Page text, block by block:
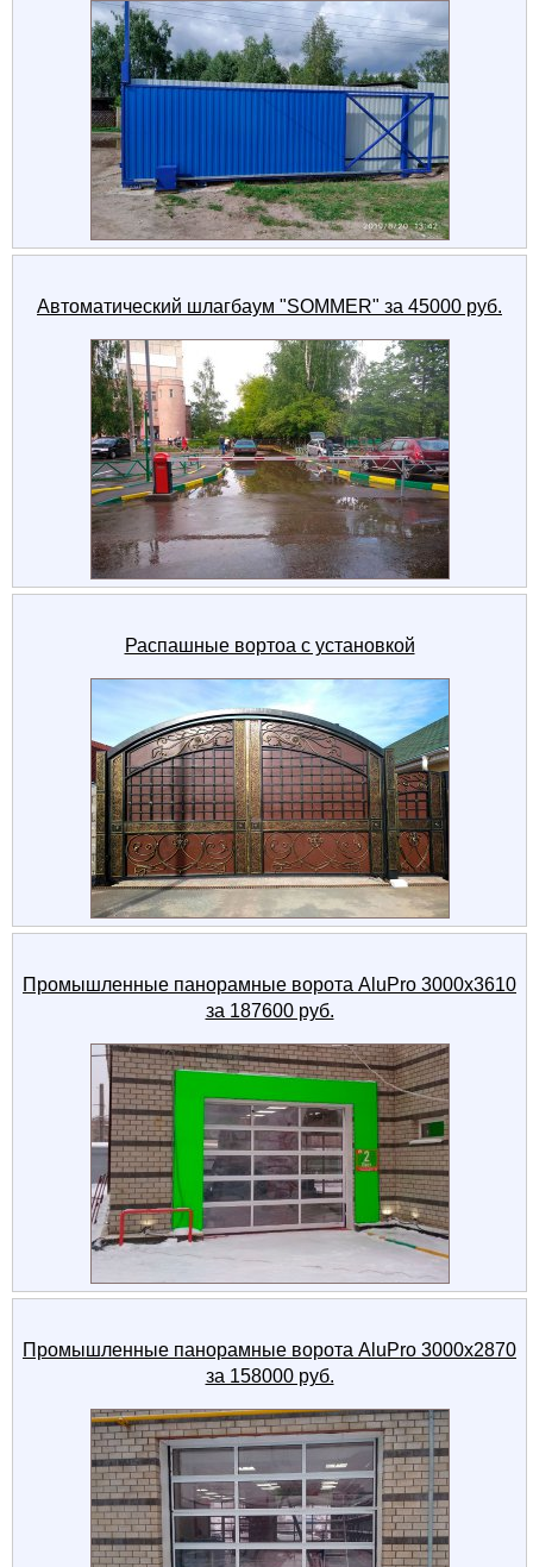
Автоматический шлагбаум "SOMMER" за 45000 руб.
Распашные вортоа с установкой
Промышленные панорамные ворота AluPro 3000x3610
за 187600 руб.
Промышленные панорамные ворота AluPro 3000x2870
за 158000 руб.